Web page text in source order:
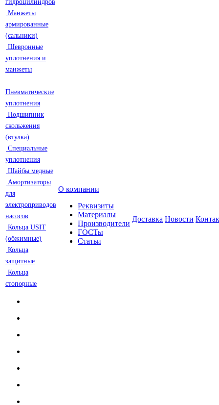
гидроцилиндров
Манжеты
армированные
(сальники)
Шевронные
уплотнения и
манжеты
Пневматические
уплотнения
Подшипник
скольжения
(втулка)
Специальные
уплотнения
Шайбы медные
Амортизаторы
для
электроприводов
насосов
Кольца USIT
(обжимные)
Кольца
защитные
Кольца
стопорные
О компании
Реквизиты
Материалы
Производители
ГОСТы
Статьи
Доставка Новости